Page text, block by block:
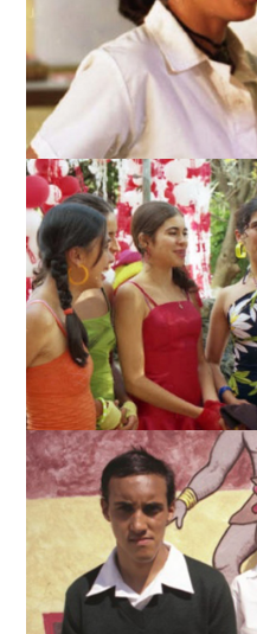
LA NIÑA EN LA
LA NIÑA EN LA